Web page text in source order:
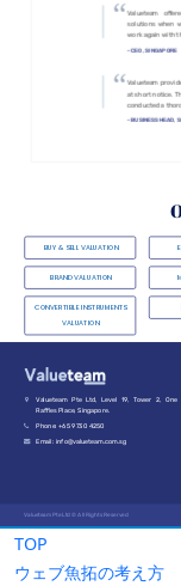
TOP
ウェブ魚拓の考え方